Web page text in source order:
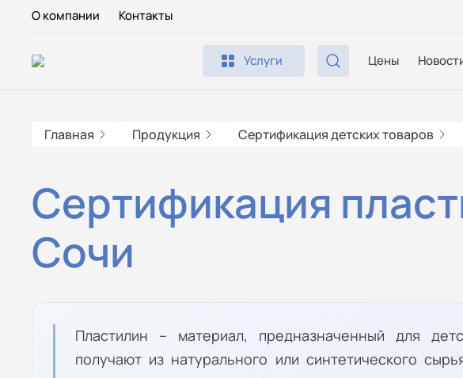
О компании Контакты
Услуги Цены
Главная Продукция Сертификация детских товаров
Сертификация
Сочи
Пластилин – материал, предназначенный для
получают из натурального или синтетического